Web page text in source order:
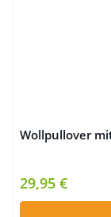
Wollpullover
29,95 €